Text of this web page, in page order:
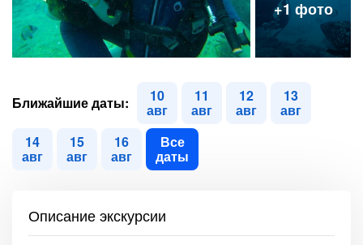
Ближайшие даты: 10
авг
11
авг
12
авг
13
авг
14
авг
15
авг
16
авг
Все
даты
Описание экскурсии